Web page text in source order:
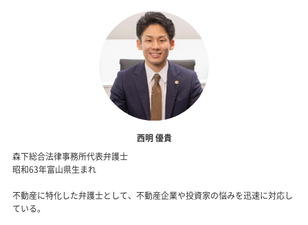
西明 優貴
森下総合法律事務所代表弁護士
昭和63年富山県生まれ
不動産に特化した弁護士として、不動産企業や投資家の悩みを迅速に対応し
ている。